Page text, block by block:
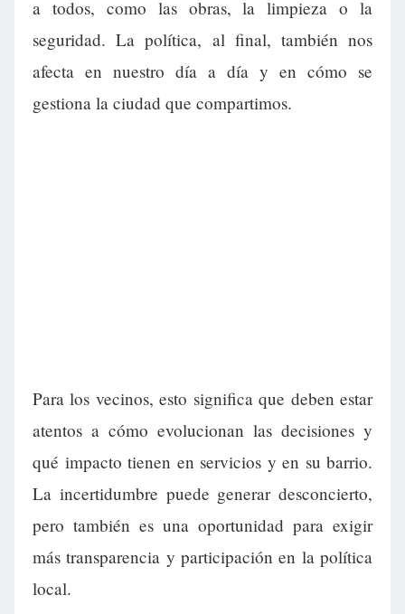
a todos, como las obras, la limpieza o la
seguridad. La política, al final, también nos
afecta en nuestro día a día y en cómo se
gestiona la ciudad que compartimos.
Para los vecinos, esto significa que deben estar
atentos a cómo evolucionan las decisiones y
qué impacto tienen en servicios y en su barrio.
La incertidumbre puede generar desconcierto,
pero también es una oportunidad para exigir
más transparencia y participación en la política
local.